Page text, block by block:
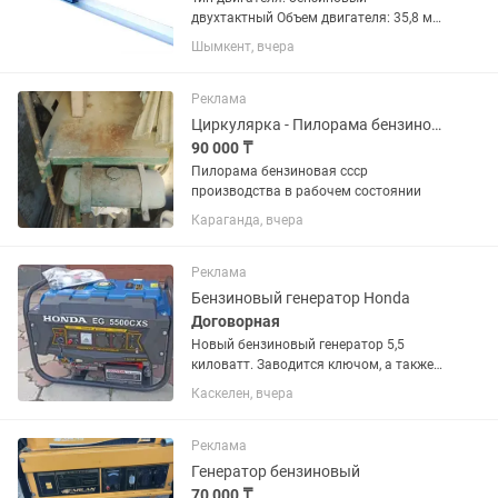
двухтактный Объем двигателя: 35,8 мл
Мощность: 0,9-0,95кВт Объем масла
для мотора: 0,1л Объем масла: 0,63л
виброрейки: плавающая Частота:...
Шымкент, вчера
Реклама
Циркулярка - Пилорама бензиновая
90 000 ₸
Пилорама бензиновая ссср
производства в рабочем состоянии
Караганда, вчера
Реклама
Бензиновый генератор Honda
Договорная
Новый бензиновый генератор 5,5
киловатт. Заводится ключом, а также
можно заводить механический.
Каскелен, вчера
Реклама
Генератор бензиновый